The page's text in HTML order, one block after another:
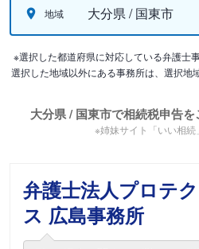
地域 大分県 / 国東市
※選択した都道府県に対応している弁護士
選択した地域以外にある事務所は、選択地
大分県 / 国東市で相続税申告
※姉妹サイト「いい相続
弁護士法人プロテ
ス 広島事務所